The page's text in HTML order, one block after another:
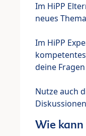
Im HiPP
neues
Im HiPP
deine
Nutze auch
Wie